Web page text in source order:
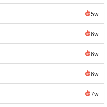
5w
6w
6w
6w
7w